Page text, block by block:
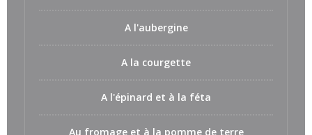
A l'aubergine
A la courgette
A l'épinard et à la féta
Au fromage et à la pomme de terre